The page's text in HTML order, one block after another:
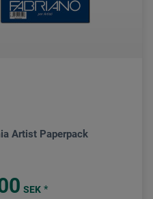
Artist Paperpack
SEK *